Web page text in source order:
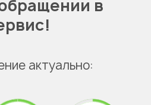
в
актуально: